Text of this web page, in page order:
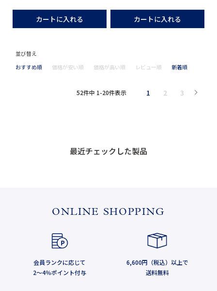
カートに入れる カートに入れる
並び替え
おすすめ順
価格が安い順 価格が高い順 レビュー順 新着順
52件中 1-20件表示 1 2 3
最近チェックした製品
ONLINE SHOPPING
会員ランクに応じて
2～4％ポイント付与
6,600円（税込）以上で
送料無料